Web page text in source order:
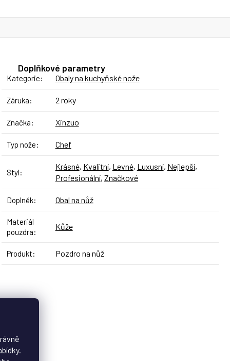
Doplňkové parametry
Kategorie: Obaly na kuchyňské nože
Záruka: 2 roky
Značka: Xinzuo
Typ nože: Chef
Styl:
Krásné, Kvalitní, Levné, Luxusní, Nejlepší,
Profesionální, Značkové
Doplněk: Obal na nůž
Materiál
pouzdra:
Kůže
Produkt: Pozdro na nůž